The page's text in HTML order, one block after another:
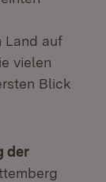
Land auf
vielen
Blick
der